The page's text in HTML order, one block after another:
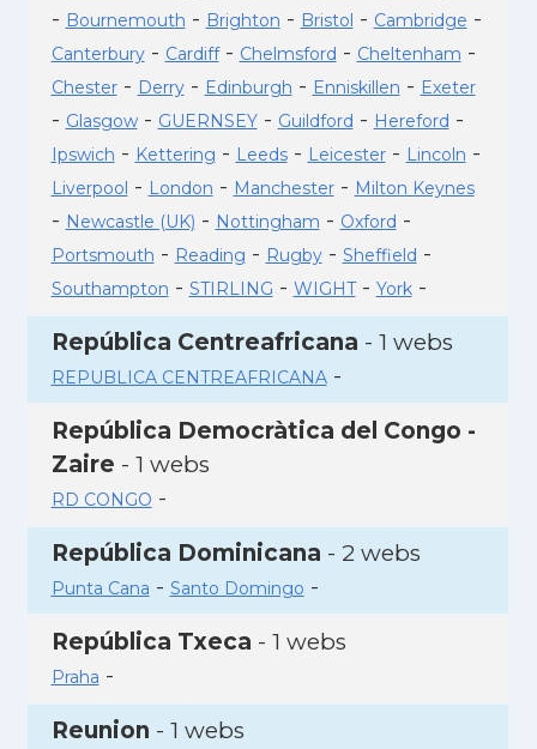
- Bournemouth - Brighton - Bristol - Cambridge -
Canterbury- Cardiff- Chelmsford - Cheltenham -
Chester- Derry- Edinburgh - Enniskillen - Exeter
- Glasgow- GUERNSEY- Guildford - Hereford -
Ipswich - Kettering - Leeds- Leicester- Lincoln -
Liverpool - London - Manchester- Milton Keynes
- Newcastle (UK) - Nottingham - Oxford -
Portsmouth - Reading - Rugby- Sheffield -
Southampton - STIRLING - WIGHT- York-
República Centreafricana - 1 webs
REPUBLICA CENTREAFRICANA-
República Democràtica del Congo -
Zaire - 1 webs
RD CONGO -
República Dominicana - 2 webs
Punta Cana - Santo Domingo -
República Txeca - 1 webs
Praha -
Reunion - 1 webs